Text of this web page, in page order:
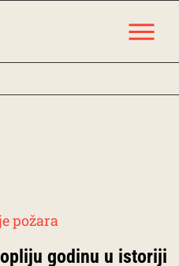
godinu u istoriji